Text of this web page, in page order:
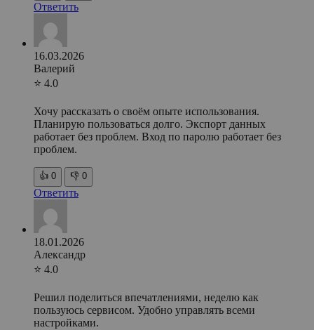
Ответить
16.03.2026
Валерий
⭐ 4.0
Хочу рассказать о своём опыте использования.
Планирую пользоваться долго. Экспорт данных
работает без проблем. Вход по паролю работает без
проблем.
👍 0 👎 0
Ответить
18.01.2026
Александр
⭐ 4.0
Решил поделиться впечатлениями, неделю как
пользуюсь сервисом. Удобно управлять всеми
настройками.